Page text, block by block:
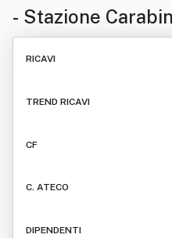
- Stazione
RICAVI
TREND RICAVI
CF
C. ATECO
DIPENDENTI